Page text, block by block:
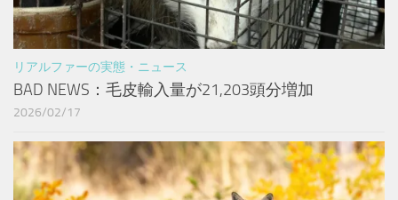
リアルファーの実態・ニュース
BAD NEWS：毛皮輸入量が21,203頭分増加
2026/02/17